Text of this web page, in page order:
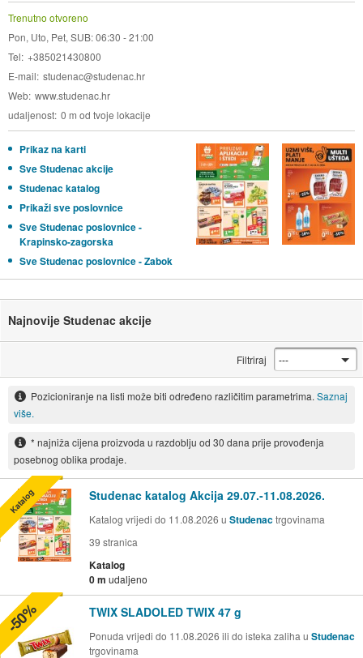
Trenutno otvoreno
Pon, Uto, Pet, SUB: 06:30 - 21:00
Tel +385021430800
E-mail studenac@studenac.hr
Web www.studenac.hr
udaljenost 0 m od tvoje lokacije
Prikaz na karti
Sve Studenac akcije
Studenac katalog
Prikaži sve poslovnice
Sve Studenac poslovnice -
Krapinsko-zagorska
Sve Studenac poslovnice - Zabok
Najnovije Studenac akcije
Filtriraj
Pozicioniranje na listi može biti određeno različitim parametrima. Saznaj
više.
* najniža cijena proizvoda u razdoblju od 30 dana prije provođenja
posebnog oblika prodaje.
Studenac katalog Akcija 29.07.-11.08.2026.
Katalog vrijedi do 11.08.2026 u Studenactrgovinama
39 stranica
Katalog
0 m udaljeno
Katalog
TWIX SLADOLED TWIX 47 g
Ponuda vrijedi do 11.08.2026 ili do isteka zaliha u Studenac
trgovinama
-50%